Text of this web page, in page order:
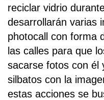
reciclar vidrio
desarrollarán varias
photocall con forma
las calles para que
sacarse fotos con él
silbatos con la
estas acciones se